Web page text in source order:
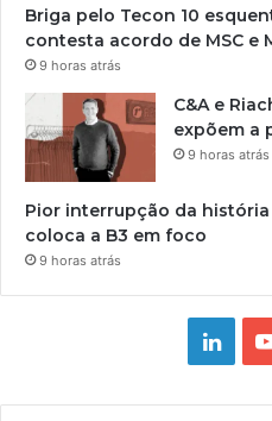
Briga pelo Tecon 10
contesta acordo de MSC e
9 horas atrás
C&A e
expõem a
9 horas atrás
Pior interrupção da
coloca a B3 em foco
9 horas atrás